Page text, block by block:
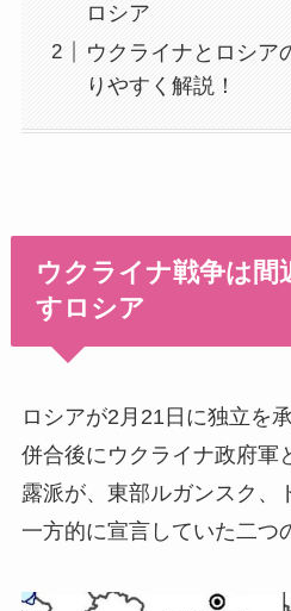
ロシア
ウクライナとロシア
りやすく解説！
ウクライナ戦争は間
すロシア
ロシアが2月21日に独立を
併合後にウクライナ政府軍
露派が、東部ルガンスク、
一方的に宣言していた二つ